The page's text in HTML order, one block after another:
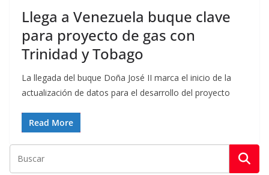
Llega a Venezuela buque clave
para proyecto de gas con
Trinidad y Tobago
La llegada del buque Doña José II marca el inicio de la
actualización de datos para el desarrollo del proyecto
Read More